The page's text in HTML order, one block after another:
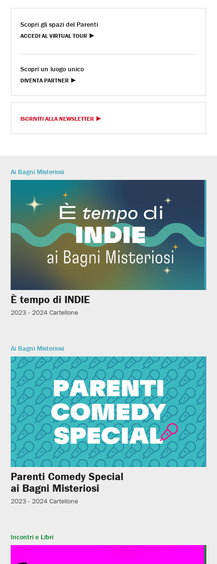
Scopri gli spazi del Parenti
ACCEDI AL VIRTUAL TOUR
Scopri un luogo unico
DIVENTA PARTNER
ISCRIVITI ALLA NEWSLETTER
Ai Bagni Misteriosi
È tempo di INDIE
2023 - 2024 Cartellone
Ai Bagni Misteriosi
Parenti Comedy Special
ai Bagni Misteriosi
2023 - 2024 Cartellone
Incontri e Libri